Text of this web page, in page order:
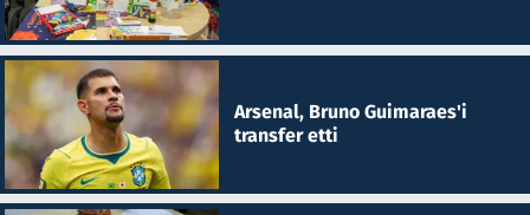
Arsenal, Bruno Guimaraes'i
transfer etti